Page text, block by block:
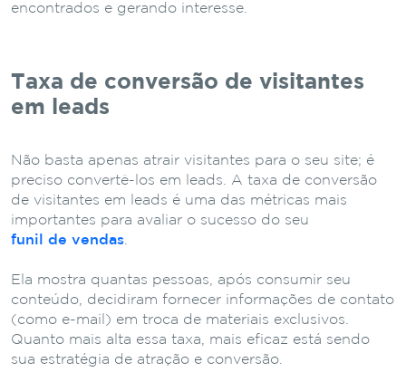
encontrados e gerando interesse.
Taxa de conversão de visitantes
em leads
Não basta apenas atrair visitantes para o seu site; é
preciso convertê-los em leads. A taxa de conversão
de visitantes em leads é uma das métricas mais
importantes para avaliar o sucesso do seu
funil de vendas
Ela mostra quantas pessoas, após consumir seu
conteúdo, decidiram fornecer informações de contato
(como e-mail) em troca de materiais exclusivos.
Quanto mais alta essa taxa, mais eficaz está sendo
sua estratégia de atração e conversão.